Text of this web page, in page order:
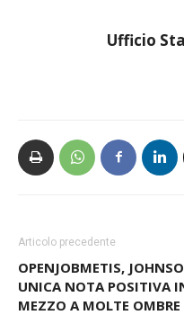
Ufficio
Articolo precedente
OPENJOBMETIS,
UNICA NOTA POSITIVA
MEZZO A MOLTE OMBRE